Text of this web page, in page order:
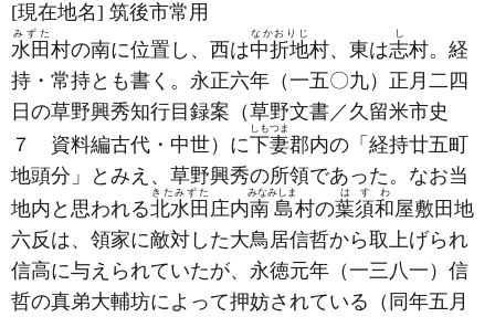
[現在地名] 筑後市常用
水田
みずた
村の南に位置し、西は中折地
なかおりじ
村、東は志
し
村。経
持・常持とも書く。永正六年 （一五〇九） 正月二四
日の草野興秀知行目録案 （草野文書／久留米市史
７ 資料編古代・中世） に下妻
しもつま
郡内の「経持廿五町
地頭分」とみえ、草野興秀の所領であった。なお当
地内と思われる北水田
きたみずた
庄内南島
みなみしま
村の葉須和
はすわ
屋敷田地
六反は、領家に敵対した大鳥居信哲から取上げられ
信高に与えられていたが、永徳元年 （一三八一） 信
哲の真弟大輔坊によって押妨されている （同年五月